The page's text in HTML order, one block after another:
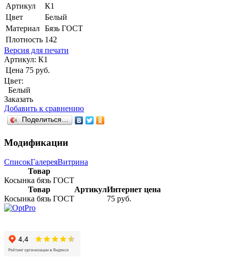
Артикул
К1
Цвет
Белый
Материал Бязь ГОСТ
Плотность 142
Версия для печати
Артикул: К1
Цена 75 руб.
Цвет:
Белый
Заказать
Добавить к сравнению
Поделиться…
Модификации
СписокГалереяВитрина
Товар
Косынка бязь ГОСТ
Товар
АртикулИнтернет цена
Косынка бязь ГОСТ
75 руб.